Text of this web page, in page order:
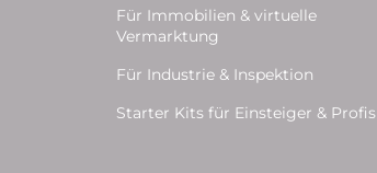
Für Immobilien & virtuelle
Vermarktung
Für Industrie & Inspektion
Starter Kits für Einsteiger & Profis